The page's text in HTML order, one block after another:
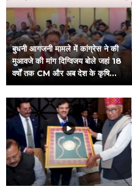
बुधनी आगजनी मामले में कांग्रेस ने की
मुआवजे की मांग दिग्विजय बोले जहां 18
वर्षों तक CM और अब देश के कृषि
मंत्री हों वहां ये हालत तो